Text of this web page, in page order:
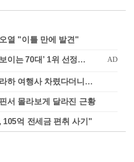
열 "이틀 만에 발견"
하 여행사 차렸다더니…
서 몰라보게 달라진 근황
105억 전세금 편취 사기"